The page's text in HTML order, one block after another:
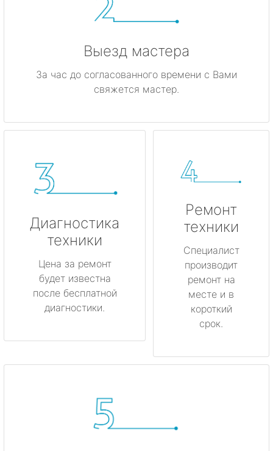
Выезд мастера
За час до согласованного времени с Вами
свяжется мастер.
Диагностика
техники
Цена за ремонт
будет известна
после бесплатной
диагностики.
Ремонт
техники
Специалист
производит
ремонт на
месте и в
короткий
срок.